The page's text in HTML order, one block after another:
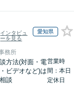
インタビュ
ーを見る
愛知県
務所
方法(対面・電
ビデオなど)は
談
営業時
間：本日
定休日